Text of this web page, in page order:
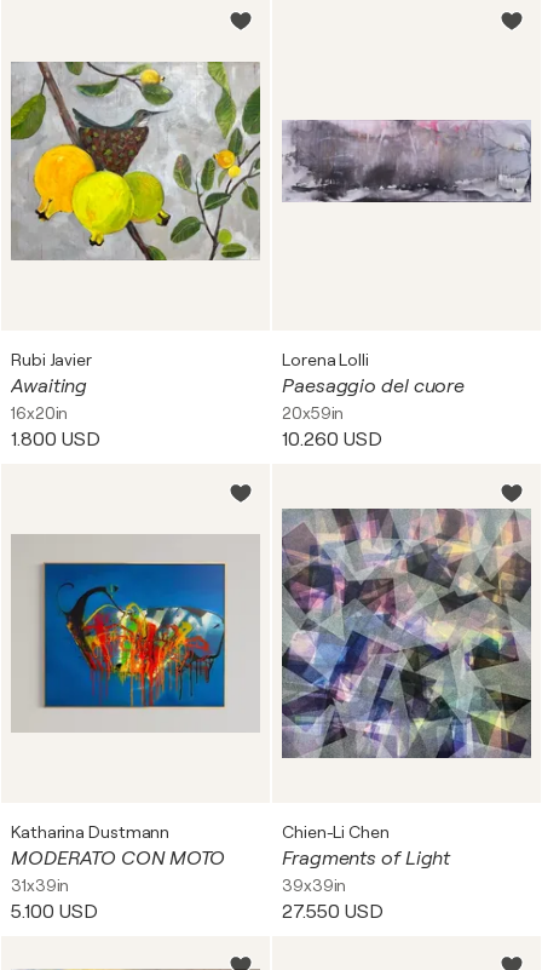
Rubi Javier
Awaiting
16x20in
1.800 USD
Lorena Lolli
Paesaggio del cuore
20x59in
10.260 USD
Katharina Dustmann
MODERATO CON MOTO
31x39in
5.100 USD
Chien-Li Chen
Fragments of Light
39x39in
27.550 USD